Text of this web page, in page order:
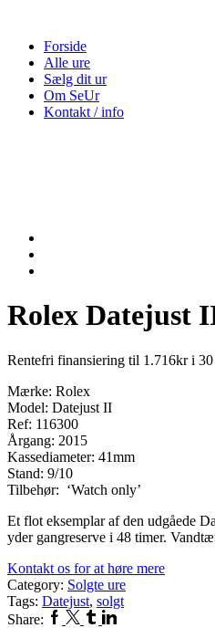
Forside
Alle ure
Sælg dit ur
Om SeUr
Kontakt / info
Rolex Datejust
Rentefri finansiering til 1.716kr i 30
Mærke: Rolex
Model: Datejust II
Ref: 116300
Årgang: 2015
Kassediameter: 41mm
Stand: 9/10
Tilbehør: ‘Watch only’
Et flot eksemplar af den udgåede
yder gangreserve i 48 timer.
Kontakt os for at høre mere
Category: Solgte ure
Tags: Datejust, solgt
Share: Facebook
Twitter
TumblrLinkedin